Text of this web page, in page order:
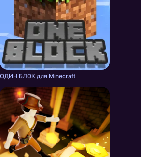
ОДИН БЛОК для Minecraft